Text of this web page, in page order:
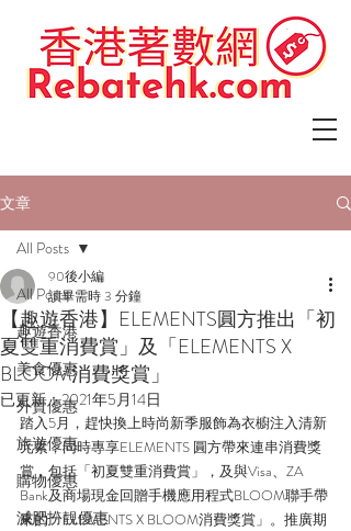
文章
All Posts
趣遊香港
美食優惠
外賣優惠
旅遊優惠
購物優惠
減肥扮靚優惠
All Posts
【趣遊香港】ELEMENTS圓方推出「初
夏雙重消費賞」及「ELEMENTS X
BLOOM消費獎賞」
90後小編
讀畢需時 3 分鐘
已更新：2021年5月14日
踏入5月，趕快換上時尚新季服飾為衣櫥注入清新
元素，同時專享ELEMENTS 圓方帶來連串消費獎
賞，包括「初夏雙重消費賞」，及與Visa、ZA
Bank及商場現金回贈手機應用程式BLOOM聯手帶
來的「ELEMENTS X BLOOM消費獎賞」。推廣期